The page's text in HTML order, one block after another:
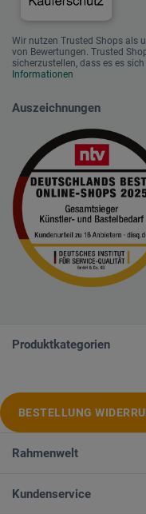
Wir nutzen Trusted Shops als
von Bewertungen. Trusted
sicherzustellen, dass es es
Informationen
Auszeichnungen
Produktkategorien
BESTELLUNG
Rahmenwelt
Kundenservice